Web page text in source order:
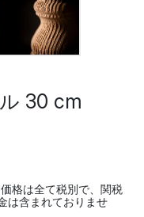
30 cm
格は全て税別で、関税
は含まれておりませ